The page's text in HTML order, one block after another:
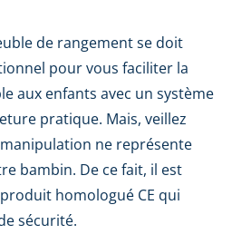
de rangement se doit
pour vous faciliter la
aux enfants avec un système
pratique. Mais, veillez
ne représente
bambin. De ce fait, il est
homologué CE qui
sécurité.